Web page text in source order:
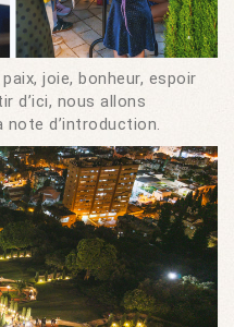
joie, bonheur, espoir
d’ici, nous allons
note d’introduction.